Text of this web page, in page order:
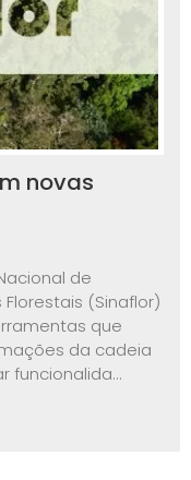
novas
de
(Sinaflor)
que
da cadeia
funcionalida...